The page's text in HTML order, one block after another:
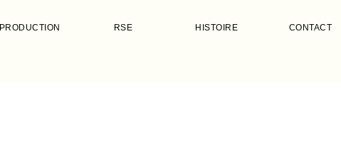
PRODUCTION RSE HISTOIRE CONTACT